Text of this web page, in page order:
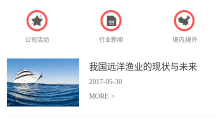
公司活动 行业新闻 境内|境外
我国远洋渔业的现状与未来
2017-05-30
MORE >